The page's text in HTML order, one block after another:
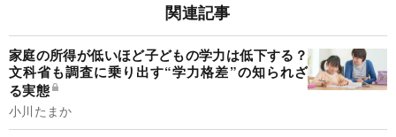
関連記事
家庭の所得が低いほど子どもの学力は低下する？
文科省も調査に乗り出す“学力格差”の知られざ
る実態
小川たまか